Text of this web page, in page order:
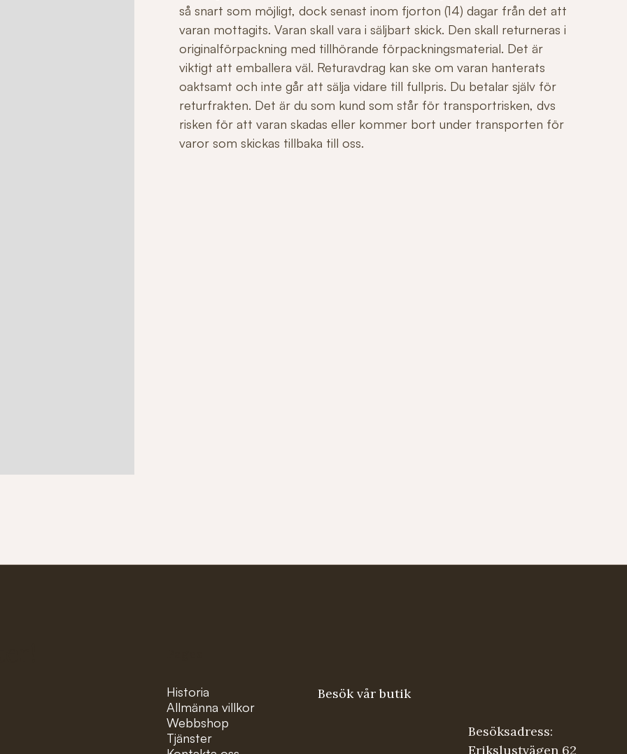
så snart som möjligt, dock senast inom fjorton (14) dagar från det att
varan mottagits. Varan skall vara i säljbart skick. Den skall returneras i
originalförpackning med tillhörande förpackningsmaterial. Det är
viktigt att emballera väl. Returavdrag kan ske om varan hanterats
oaktsamt och inte går att sälja vidare till fullpris. Du betalar själv för
returfrakten. Det är du som kund som står för transportrisken, dvs
risken för att varan skadas eller kommer bort under transporten för
varor som skickas tillbaka till oss.
Historia
Allmänna villkor
Webbshop
Tjänster
Besök vår butik
Besöksadress:
Erikslustvägen 62